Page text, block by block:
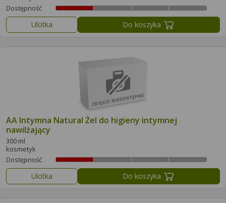
Dostępność
Ulotka Do koszyka
AA Intymna Natural Żel do higieny intymnej
nawilżający
300 ml
kosmetyk
Dostępność
Ulotka Do koszyka